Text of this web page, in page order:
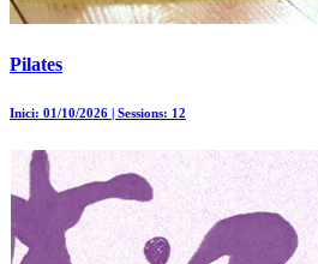
Pilates
Inici: 01/10/2026 | Sessions: 12